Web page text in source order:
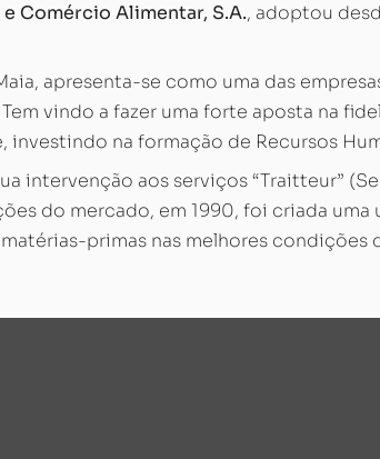
Comércio Alimentar, S.A., adoptou
apresenta-se como uma das
vindo a fazer uma forte aposta na
na formação de Recursos
intervenção aos serviços “Traitteur”
do mercado, em 1990, foi criada
primas nas melhores condições